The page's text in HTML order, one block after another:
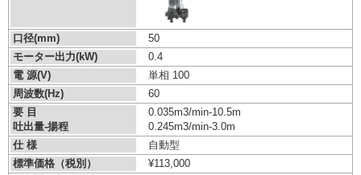
口径(mm)
50
モーター出力(kW)
0.4
電 源(V)
単相 100
周波数(Hz)
60
要 目
吐出量-揚程
0.035m3/min-10.5m
0.245m3/min-3.0m
仕 様
自動型
標準価格（税別）
¥113,000